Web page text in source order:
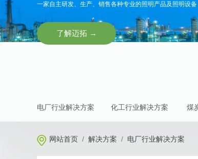
一家自主研发、生产、销售各种专业的照明产品及照明设
了解迈拓 →
电厂行业解决方案 化工行业解决方案 煤
网站首页 / 解决方案 / 电厂行业解决方案